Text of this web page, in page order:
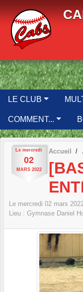
LE CLUB
COMMENT...
Le mercredi
02
MARS 2022
Accueil
Le mercredi 02 mars
Lieu : Gymnase Daniel